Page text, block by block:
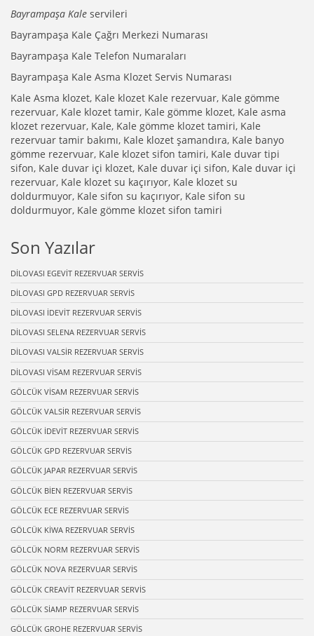
Bayrampaşa Kale servileri
Bayrampaşa Kale Çağrı Merkezi Numarası
Bayrampaşa Kale Telefon Numaraları
Bayrampaşa Kale Asma Klozet Servis Numarası
Kale Asma klozet, Kale klozet Kale rezervuar, Kale gömme
rezervuar, Kale klozet tamir, Kale gömme klozet, Kale asma
klozet rezervuar, Kale, Kale gömme klozet tamiri, Kale
rezervuar tamir bakımı, Kale klozet şamandıra, Kale banyo
gömme rezervuar, Kale klozet sifon tamiri, Kale duvar tipi
sifon, Kale duvar içi klozet, Kale duvar içi sifon, Kale duvar içi
rezervuar, Kale klozet su kaçırıyor, Kale klozet su
doldurmuyor, Kale sifon su kaçırıyor, Kale sifon su
doldurmuyor, Kale gömme klozet sifon tamiri
Son Yazılar
DİLOVASI EGEVİT REZERVUAR SERVİS
DİLOVASI GPD REZERVUAR SERVİS
DİLOVASI İDEVİT REZERVUAR SERVİS
DİLOVASI SELENA REZERVUAR SERVİS
DİLOVASI VALSİR REZERVUAR SERVİS
DİLOVASI VİSAM REZERVUAR SERVİS
GÖLCÜK VİSAM REZERVUAR SERVİS
GÖLCÜK VALSİR REZERVUAR SERVİS
GÖLCÜK İDEVİT REZERVUAR SERVİS
GÖLCÜK GPD REZERVUAR SERVİS
GÖLCÜK JAPAR REZERVUAR SERVİS
GÖLCÜK BİEN REZERVUAR SERVİS
GÖLCÜK ECE REZERVUAR SERVİS
GÖLCÜK KİWA REZERVUAR SERVİS
GÖLCÜK NORM REZERVUAR SERVİS
GÖLCÜK NOVA REZERVUAR SERVİS
GÖLCÜK CREAVİT REZERVUAR SERVİS
GÖLCÜK SİAMP REZERVUAR SERVİS
GÖLCÜK GROHE REZERVUAR SERVİS